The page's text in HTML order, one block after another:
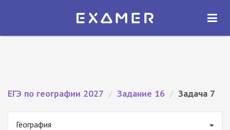
Экзамер — ЕГЭ 2027
ОТКРЫТЬ
ЕГЭ по географии 2027 / Задание 16 / Задача 7
География